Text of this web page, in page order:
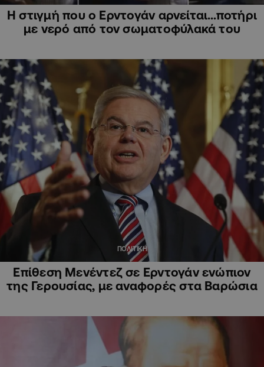
Η στιγμή που ο Ερντογάν αρνείται…ποτήρι
με νερό από τον σωματοφύλακά του
ΠΟΛΙΤΙΚΗ
Επίθεση Μενέντεζ σε Ερντογάν ενώπιον
της Γερουσίας, με αναφορές στα Βαρώσια